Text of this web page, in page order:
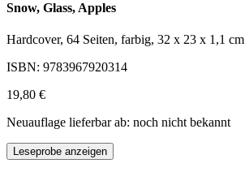
Snow, Glass, Apples
Hardcover, 64 Seiten, farbig, 32 x 23 x 1,1 cm
ISBN: 9783967920314
19,80 €
Neuauflage lieferbar ab: noch nicht bekannt
Leseprobe anzeigen